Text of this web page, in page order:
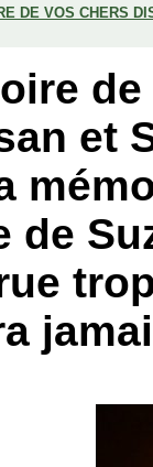
DE VOS CHERS
et
de